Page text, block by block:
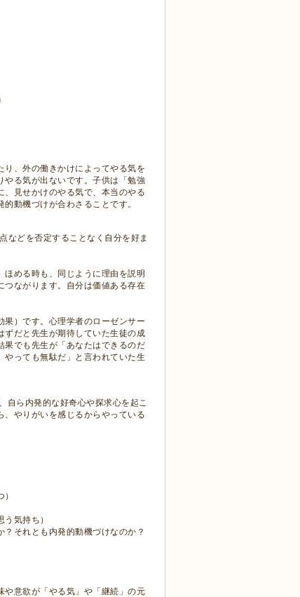
、外の働きかけによってやる気を
やる気が出ないです。子供は「勉強
、見せかけのやる気で、本当のやる
動機づけが合わさることです。
などを否定することなく自分を好ま
める時も、同じように理由を説明
つながります。自分は価値ある存在
果）です。心理学者のローゼンサー
ずだと先生が期待していた生徒の成
果でも先生が「あなたはできるのだ
っても無駄だ」と言われていた生
自ら内発的な好奇心や探求心を起こ
やりがいを感じるからやっている
気持ち）
それとも内発的動機づけなのか？
や意欲が「やる気」や「継続」の元